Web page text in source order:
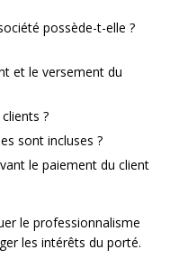
possède-t-elle ?
et le versement du
?
sont incluses ?
le paiement du client
le professionnalisme
les intérêts du porté.